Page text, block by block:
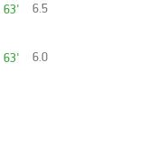
63' 6.5
63' 6.0